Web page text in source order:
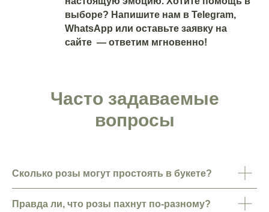
выборе? Напишите нам в Telegram,
WhatsApp или оставьте заявку на
сайте — ответим мгновенно!
Часто задаваемые
вопросы
Сколько розы могут простоять в букете?
Правда ли, что розы пахнут по-разному?